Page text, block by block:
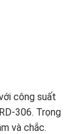
công suất
306. Trọng
và chắc.